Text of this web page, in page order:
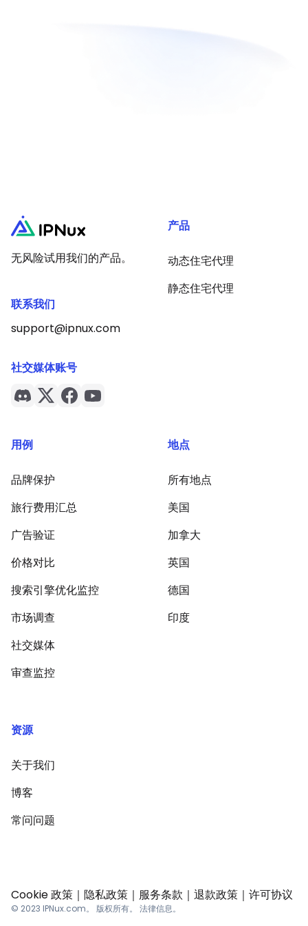
无风险试用我们的产品。
联系我们
support@ipnux.com
社交媒体账号
产品
动态住宅代理
静态住宅代理
用例
品牌保护
旅行费用汇总
广告验证
价格对比
搜索引擎优化监控
市场调查
社交媒体
审查监控
地点
所有地点
美国
加拿大
英国
德国
印度
资源
关于我们
博客
常问问题
Cookie 政策 ｜ 隐私政策 ｜ 服务条款 ｜ 退款政策 ｜ 许可协议
© 2023 IPNux.com。 版权所有。 法律信息。